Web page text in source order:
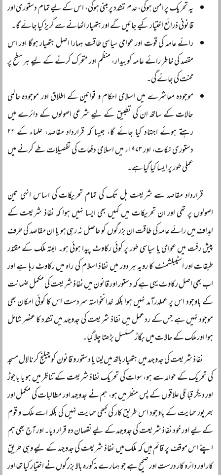
یہ تحریک پر امن ہوگی، عدم تشدد پر مبنی ہوگی، اس کے لیے تمام دستوری اور
قانونی ذرائع اختیار کیے جائیں گے اور ہتھیار اٹھانے سے گریز کیا جائے گا۔
رائے عامہ کی قوت اور عوامی سیاسی طاقت ہمارا اصل ہتھیار ہوگا اور اس
مقصد کی خاطر رائے عامہ کو بیدار، منظم اور متحرک کرنے کے لیے ہر سطح پر
محنت کی جائے گی۔
موجودہ معاشرے میں اسلامی احکام و قوانین کے اطلاق اور موجودہ عالمی
حالات کے ساتھ ان کی تطبیق کے لیے شرعی اصولوں کے دائرے میں
رہتے ہوئے اجتہاد کیا جائے گا، جیسا کہ قرارداد مقاصد، علماء کے ۲۲
دستوری نکات، اور ۱۹۷۳ء میں اسلامی دفعات کی تفصیلات طے کرنے میں
عملی طور پر ایسا کیا گیا ہے۔
قرارداد مقاصد سے شریعت بل تک کی تمام تحریکات کی اساس انہی تین
اصولوں پر تھی اور ان تحریکات میں کہیں بھی ایسا نہیں ہوا کہ نفاذ شریعت کے
اہداف میں رائے عامہ کی طاقت ان بزرگوں کو حاصل نہ رہی ہو یا ان مقاصد کی طرف
پیش رفت میں عوامی یا سیاسی طور پر کوئی رکاوٹ پیدا ہوئی ہو۔ البتہ ملک کے مقتدر
طبقات اور اسٹیبلشمنٹ کا رویہ ہر دور میں نفاذ اسلام کی راہ میں رکاوٹ رہا ہے اور
اب بھی اصل رکاوٹ یہی ہے کہ دستور اور قانون میں نفاذ شریعت کی مکمل ضمانت
کے باوجود اس پر عملدرآمد نہیں ہوا بلکہ خدانخواستہ سردست اس کا کوئی امکان بھی
موجود نہیں ہے جس کے ردعمل میں نفاذ شریعت کی جدوجہد میں تشدد کا عنصر شامل
ہوا اور ملک کے حالات میں بگاڑ مسلسل بڑھتا چلا گیا۔
نفاذ شریعت کی جدوجہد میں ہتھیار ہاتھ میں لینا یا دستور و قانون کو چیلنج کرنا لال مسجد
کی تحریک کے حوالہ سے ہو، سوات کی تحریک نفاذ شریعت کے تناظر میں ہو یا باجوڑ
اور دیگر قبائلی علاقوں کے پس منظر میں ہو، ہم نے جدوجہد اور مطالبات کی مکمل اور
بھرپور حمایت کے باوجود اس طریق کار کی کبھی حمایت نہیں کی بلکہ اسے ملک و قوم
کے لیے اور خود نفاذ شریعت کی جدوجہد کے لیے نقصان دہ قرار دیا۔ اور آج بھی ہم
اپنے اس موقف پر قائم ہیں کہ ملک میں نفاذ شریعت کی جدوجہد کے لیے وہی طریق
کار اور دائرہ کار درست اور صحیح ہے جو ہمارے مذکورہ بالا بزرگوں نے اختیار کیا تھا اور